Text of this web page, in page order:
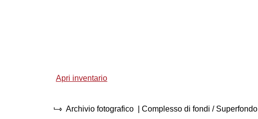
Apri inventario
Archivio fotografico
| Complesso di fondi / Superfondo